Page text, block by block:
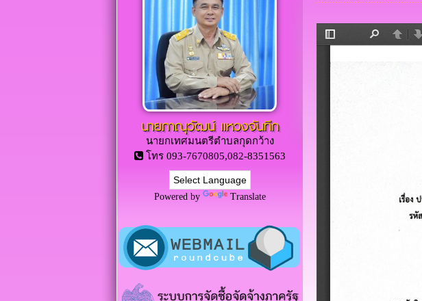
นายภาณุวัฒน์ เเหวงจันทึก
นายกเทศมนตรีตำบลกุดกว้าง
โทร 093-7670805,082-8351563
Powered by Translate